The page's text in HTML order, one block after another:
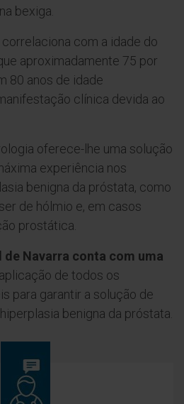
bexiga.
com a idade do
aproximadamente 75 por
80 anos de idade
clínica devida ao
oferece-lhe uma solução
experiência nos
benigna da próstata, como
de hólmio e, em casos
prostática.
Navarra conta com uma
de todos os
para garantir a solução de
benigna da próstata.